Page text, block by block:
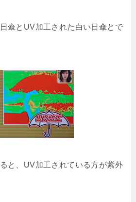
傘とUV加工された白い日傘とで
と、UV加工されている方が紫外